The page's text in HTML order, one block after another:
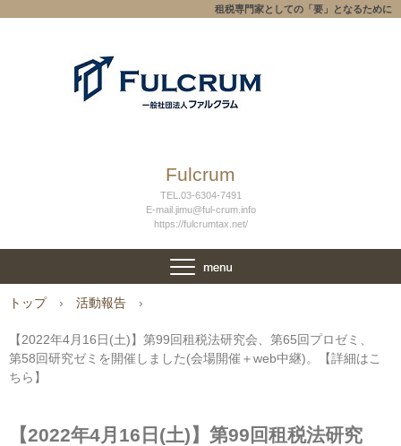
租税専門家としての「要」となるために
Fulcrum
TEL.03-6304-7491
E-mail.jimu@ful-crum.info
https://fulcrumtax.net/
トップ › 活動報告 ›
【2022年4月16日(土)】第99回租税法研究会、第65回プロゼミ、
第58回研究ゼミを開催しました(会場開催＋web中継)。【詳細はこ
ちら】
【2022年4月16日(土)】第99回租税法研究